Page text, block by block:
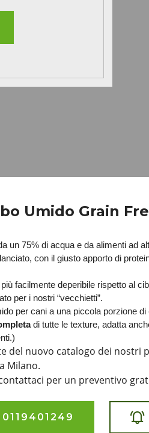
Umido Grain
un 75% di acqua e da alimenti ad
facilmente deperibile rispetto al
per i nostri “vecchietti”.
per cani a una piccola porzione
di tutte le texture, adatta
del nuovo catalogo dei nostri
Milano.
per un preventivo